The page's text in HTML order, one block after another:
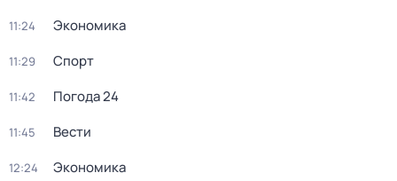
11:24 Экономика
11:29 Спорт
11:42 Погода 24
11:45 Вести
12:24 Экономика